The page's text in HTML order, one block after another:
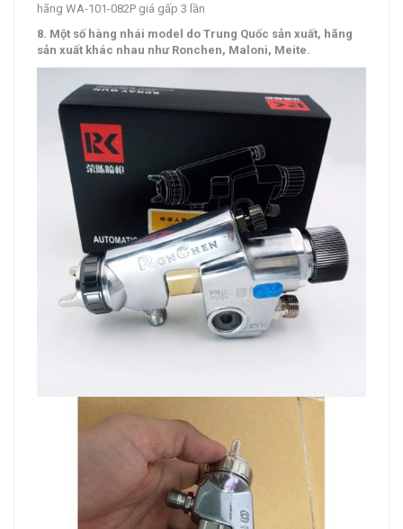
hãng WA-101-082P giá gấp 3 lần
8. Một số hàng nhái model do Trung Quốc sản xuất, hãng
sản xuất khác nhau như Ronchen, Maloni, Meite.